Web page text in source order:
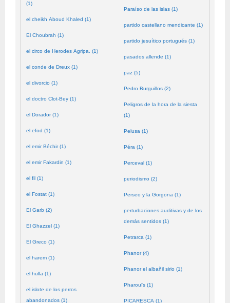
(1)
el cheikh Aboud Khaled (1)
El Choubrah (1)
el circo de Herodes Agripa. (1)
el conde de Dreux (1)
el divorcio (1)
el doctro Clot-Bey (1)
el Dorador (1)
el efod (1)
el emir Béchir (1)
el emir Fakardin (1)
el fil (1)
el Fostat (1)
El Garb (2)
El Ghazzel (1)
El Greco (1)
el harem (1)
el hulla (1)
el islote de los perros
abandonados (1)
Paraíso de las islas (1)
partido castellano mendicante (1)
partido jesuítico portugués (1)
pasados allende (1)
paz (5)
Pedro Burguillos (2)
Peligros de la hora de la siesta
(1)
Pelusa (1)
Péra (1)
Perceval (1)
periodismo (2)
Perseo y la Gorgona (1)
perturbaciones auditivas y de los
demás sentidos (1)
Petrarca (1)
Phanor (4)
Phanor el albañil sirio (1)
Pharouïs (1)
PICARESCA (1)